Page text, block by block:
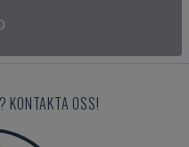
KONTAKTA OSS!